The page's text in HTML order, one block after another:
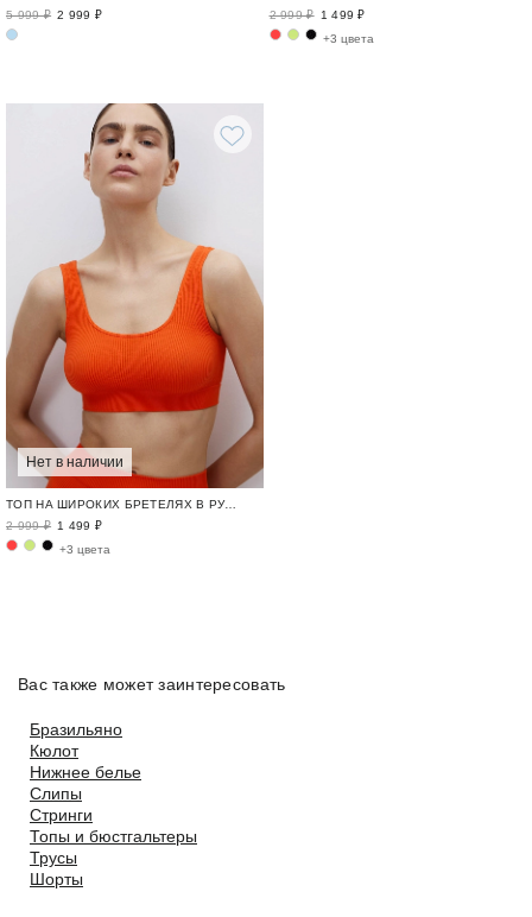
5 999 ₽ 2 999 ₽
2 999 ₽ 1 499 ₽
+3 цвета
Нет в наличии
ТОП НА ШИРОКИХ БРЕТЕЛЯХ В РУБЧИК
2 999 ₽ 1 499 ₽
+3 цвета
Вас также может заинтересовать
Бразильяно
Кюлот
Нижнее белье
Слипы
Стринги
Топы и бюстгальтеры
Трусы
Шорты